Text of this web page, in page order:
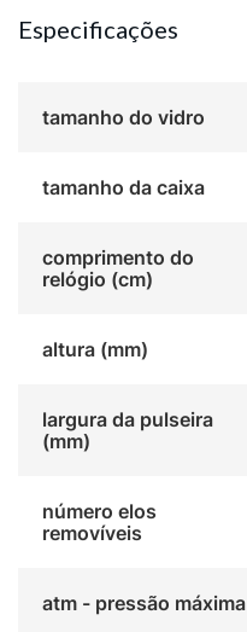
Especificações
tamanho do vidro
tamanho da caixa
comprimento do
relógio (cm)
altura (mm)
largura da pulseira
(mm)
número elos
removíveis
atm - pressão máxima